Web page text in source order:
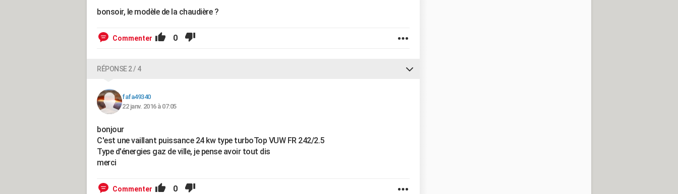
bonsoir, le modèle de la chaudière ?
Commenter 0
RÉPONSE 2 / 4
fafa49340
22 janv. 2016 à 07:05
bonjour
C'est une vaillant puissance 24 kw type turboTop VUW FR 242/2.5
Type d'énergies gaz de ville, je pense avoir tout dis
merci
Commenter 0